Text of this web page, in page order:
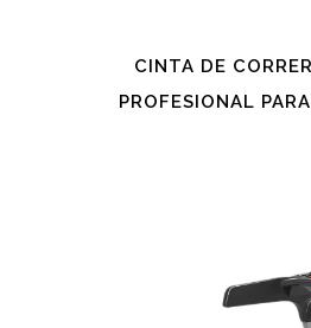
CINTA DE
PROFESIONAL